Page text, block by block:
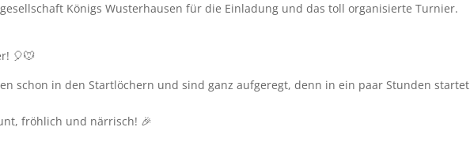
Königs Wusterhausen für die Einladung und das toll organisierte Turnier.
🎈🐭
schon in den Startlöchern und sind ganz aufgeregt, denn in ein paar Stunden startet
fröhlich und närrisch! 🎉